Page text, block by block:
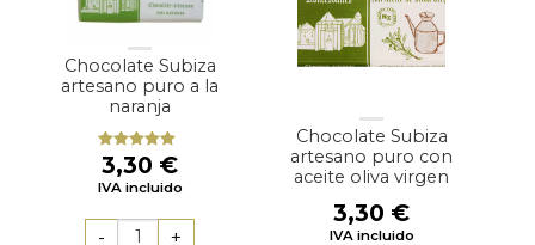
Chocolate Subiza
artesano puro a la
naranja
Valorado
con5.00
de
5
3,30 €
IVA incluido
Chocolate Subiza
artesano puro con
aceite oliva virgen
3,30 €
IVA incluido